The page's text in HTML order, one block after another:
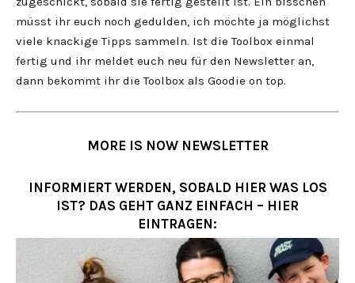
müsst ihr euch noch gedulden, ich möchte ja möglichst
viele knackige Tipps sammeln. Ist die Toolbox einmal
fertig und ihr meldet euch neu für den Newsletter an,
dann bekommt ihr die Toolbox als Goodie on top.
MORE IS NOW NEWSLETTER
INFORMIERT WERDEN, SOBALD HIER WAS LOS
IST? DAS GEHT GANZ EINFACH – HIER
EINTRAGEN: